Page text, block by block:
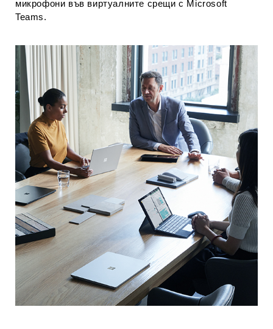
микрофони във виртуалните срещи с Microsoft
Teams.